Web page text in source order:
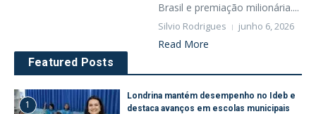
Brasil e premiação milionária....
Silvio Rodrigues junho 6, 2026
Read More
Featured Posts
1
Londrina mantém desempenho no Ideb e
destaca avanços em escolas municipais